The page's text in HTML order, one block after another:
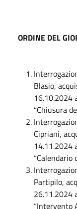
ORDINE DEL
Blasio,
16.10.2024
“Chiusura
Cipriani,
14.11.2024
Partipilo,
26.11.2024
“Intervento